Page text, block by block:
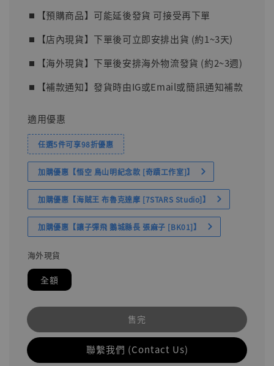
⏹︎【預購商品】可能延後發貨 可接受再下單
⏹︎【店內現貨】下單後可立即安排出貨 (約1~3天)
⏹︎【海外現貨】下單後安排海外物流發貨 (約2~3週)
⏹︎【補款通知】發貨時由IG或Email或簡訊通知補款
適用優惠
任選5件可享98折優惠
加購優惠【悟空 鳥山明紀念款 [奇蹟工作室]】
加購優惠【海賊王 布魯克達摩 [7STARS Studio]】
加購優惠【讓子彈飛 鵝城縣長 張麻子 [BK01]】
海外現貨
全額
售完
聯繫我們 (Contact Us)